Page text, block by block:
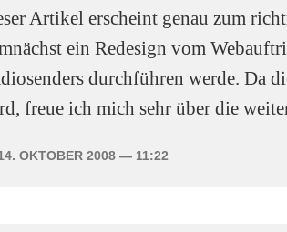
Artikel erscheint genau zum
ein Redesign vom
durchführen werde. Da
freue ich mich sehr über die
OKTOBER 2008 — 11:22